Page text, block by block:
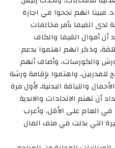
مبينا انهم نجحوا في اجازة
الفيفا بأمر مخالفات
أموال الفيفا والكاف
وذكر انهم اهتموا بدعم
والكورسات، وأضاف أنهم
للمدربين، واهتموا بإقامة ورشة
واللياقة البدنية، لأول مرة
أن تهتم الاتحادات والاندية
في العام على الأقل، وأعرب
التي بذلت في ملف المال